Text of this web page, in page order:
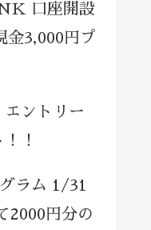
口座開設
金3,000円プ
ントリー
！
ラム 1/31
2000円分の